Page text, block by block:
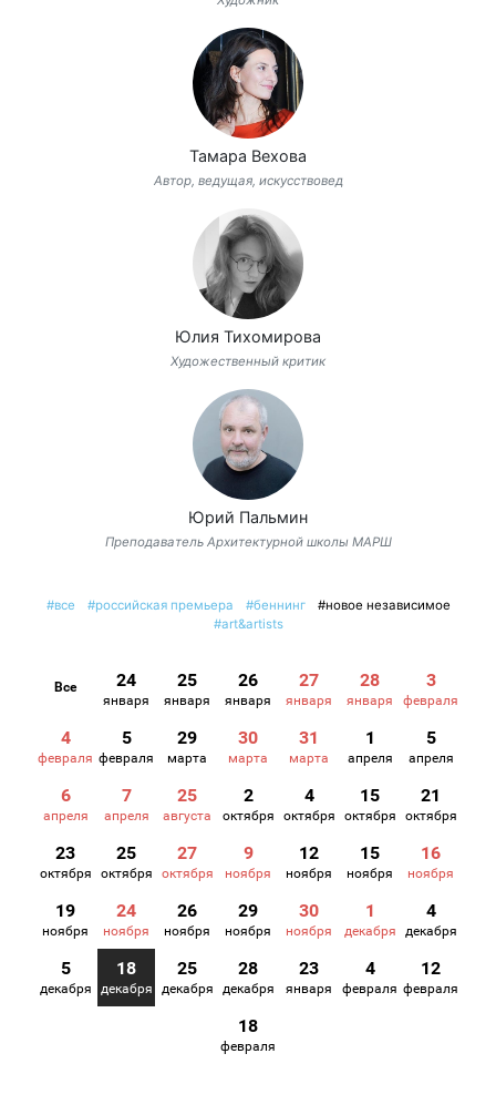
Тамара Вехова
Автор, ведущая, искусствовед
Юлия Тихомирова
Художественный критик
Юрий Пальмин
Преподаватель Архитектурной школы МАРШ
#все #российская премьера #беннинг
#новое независимое
#art&artists
Все 24
января
25
января
26
января
27
января
28
января
3
февраля
4
февраля
5
февраля
29
марта
30
марта
31
марта
1
апреля
5
апреля
6
апреля
7
апреля
25
августа
2
октября
4
октября
15
октября
21
октября
23
октября
25
октября
27
октября
9
ноября
12
ноября
15
ноября
16
ноября
19
ноября
24
ноября
26
ноября
29
ноября
30
ноября
1
декабря
4
декабря
5
декабря
18
декабря
25
декабря
28
декабря
23
января
4
февраля
12
февраля
18
февраля